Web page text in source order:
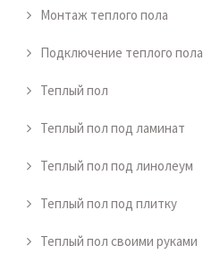
Монтаж теплого пола
Подключение теплого пола
Теплый пол
Теплый пол под ламинат
Теплый пол под линолеум
Теплый пол под плитку
Теплый пол своими руками